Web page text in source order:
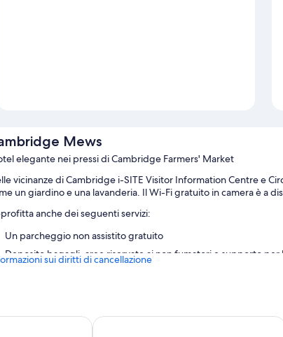
Mews
elegante nei pressi di Cambridge Farmers' Market
vicinanze di Cambridge i-SITE Visitor Information Centre e
un giardino e una lavanderia. Il Wi-Fi gratuito in camera è a
anche dei seguenti servizi:
Un parcheggio non assistito gratuito
Deposito bagagli, aree riservate ai non fumatori e supporto
come il Wi-Fi gratis e sedie da scrivania.
sui diritti di cancellazione
No1 Motels On Victoria